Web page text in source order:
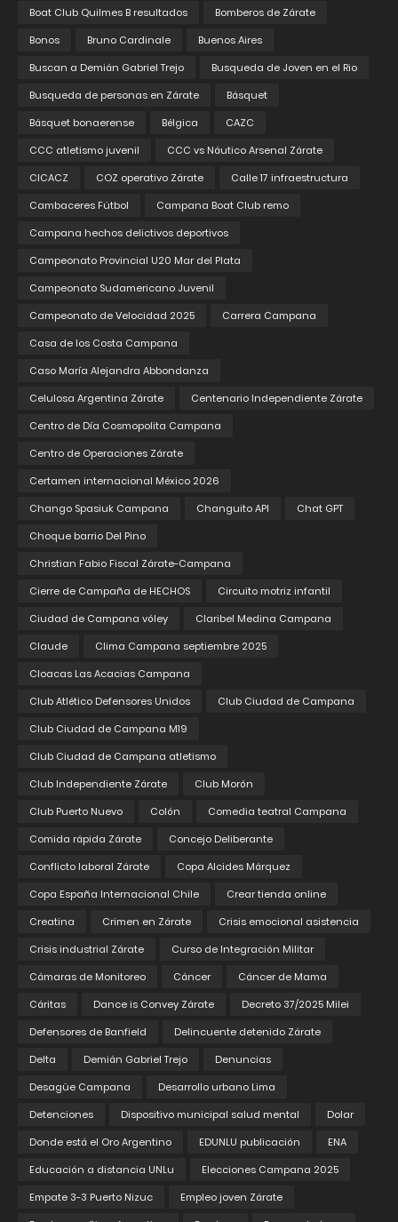
Boat Club Quilmes B resultados
Bomberos de Zárate
Bonos
Bruno Cardinale
Buenos Aires
Buscan a Demián Gabriel Trejo
Busqueda de Joven en el Rio
Busqueda de personas en Zárate
Básquet
Básquet bonaerense
Bélgica
CAZC
CCC atletismo juvenil
CCC vs Náutico Arsenal Zárate
CICACZ
COZ operativo Zárate
Calle 17 infraestructura
Cambaceres Fútbol
Campana Boat Club remo
Campana hechos delictivos deportivos
Campeonato Provincial U20 Mar del Plata
Campeonato Sudamericano Juvenil
Campeonato de Velocidad 2025
Carrera Campana
Casa de los Costa Campana
Caso María Alejandra Abbondanza
Celulosa Argentina Zárate
Centenario Independiente Zárate
Centro de Día Cosmopolita Campana
Centro de Operaciones Zárate
Certamen internacional México 2026
Chango Spasiuk Campana
Changuito API
Chat GPT
Choque barrio Del Pino
Christian Fabio Fiscal Zárate-Campana
Cierre de Campaña de HECHOS
Circuito motriz infantil
Ciudad de Campana vóley
Claribel Medina Campana
Claude
Clima Campana septiembre 2025
Cloacas Las Acacias Campana
Club Atlético Defensores Unidos
Club Ciudad de Campana
Club Ciudad de Campana M19
Club Ciudad de Campana atletismo
Club Independiente Zárate
Club Morón
Club Puerto Nuevo
Colón
Comedia teatral Campana
Comida rápida Zárate
Concejo Deliberante
Conflicto laboral Zárate
Copa Alcides Márquez
Copa España Internacional Chile
Crear tienda online
Creatina
Crimen en Zárate
Crisis emocional asistencia
Crisis industrial Zárate
Curso de Integración Militar
Cámaras de Monitoreo
Cáncer
Cáncer de Mama
Cáritas
Dance is Convey Zárate
Decreto 37/2025 Milei
Defensores de Banfield
Delincuente detenido Zárate
Delta
Demián Gabriel Trejo
Denuncias
Desagüe Campana
Desarrollo urbano Lima
Detenciones
Dispositivo municipal salud mental
Dolar
Donde está el Oro Argentino
EDUNLU publicación
ENA
Educación a distancia UNLu
Elecciones Campana 2025
Empate 3-3 Puerto Nizuc
Empleo joven Zárate